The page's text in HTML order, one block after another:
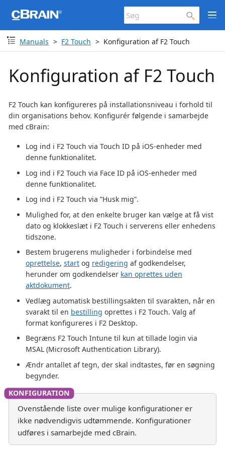
Manuals F2 Touch Konfiguration af F2 Touch
Konfiguration af F2 Touch
F2 Touch kan konfigureres på installationsniveau i forhold til
din organisations behov. Konfigurér følgende i samarbejde
med cBrain:
Log ind i F2 Touch via Touch ID på iOS-enheder med
denne funktionalitet.
Log ind i F2 Touch via Face ID på iOS-enheder med
denne funktionalitet.
Log ind i F2 Touch via ”Husk mig”.
Mulighed for, at den enkelte bruger kan vælge at få vist
dato og klokkeslæt i F2 Touch i serverens eller enhedens
tidszone.
Bestem brugerens muligheder i forbindelse med
oprettelse, start og redigering af godkendelser,
herunder om godkendelser kan oprettes uden
aktdokument.
Vedlæg automatisk bestillingsakten til svarakten, når en
svarakt til en bestilling oprettes i F2 Touch. Valg af
format konfigureres i F2 Desktop.
Begræns F2 Touch Intune til kun at tillade login via
MSAL (Microsoft Authentication Library).
Ændr antallet af tegn, der skal indtastes, før en søgning
begynder.
Ovenstående liste over mulige konfigurationer er
ikke nødvendigvis udtømmende. Konfigurationer
udføres i samarbejde med cBrain.